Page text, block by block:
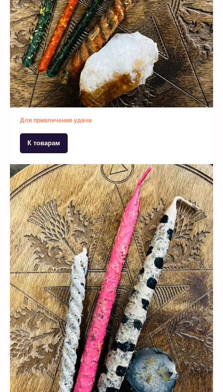
Для привлечения удачи
К товарам